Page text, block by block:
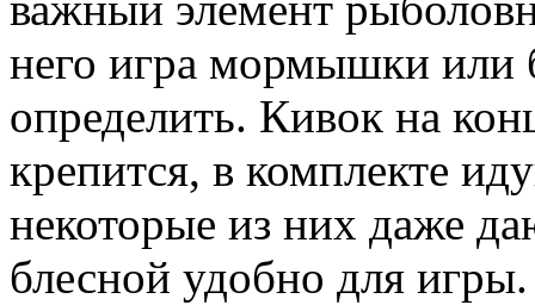
него игра мормышки или
определить. Кивок на
крепится, в комплекте
некоторые из них даже
блесной удобно для игры.